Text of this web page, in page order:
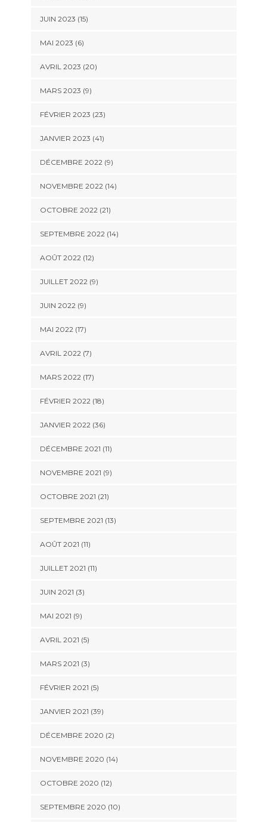
JUIN 2023 (15)
MAI 2023 (6)
AVRIL 2023 (20)
MARS 2023 (9)
FÉVRIER 2023 (23)
JANVIER 2023 (41)
DÉCEMBRE 2022 (9)
NOVEMBRE 2022 (14)
OCTOBRE 2022 (21)
SEPTEMBRE 2022 (14)
AOÛT 2022 (12)
JUILLET 2022 (9)
JUIN 2022 (9)
MAI 2022 (17)
AVRIL 2022 (7)
MARS 2022 (17)
FÉVRIER 2022 (18)
JANVIER 2022 (36)
DÉCEMBRE 2021 (11)
NOVEMBRE 2021 (9)
OCTOBRE 2021 (21)
SEPTEMBRE 2021 (13)
AOÛT 2021 (11)
JUILLET 2021 (11)
JUIN 2021 (3)
MAI 2021 (9)
AVRIL 2021 (5)
MARS 2021 (3)
FÉVRIER 2021 (5)
JANVIER 2021 (39)
DÉCEMBRE 2020 (2)
NOVEMBRE 2020 (14)
OCTOBRE 2020 (12)
SEPTEMBRE 2020 (10)